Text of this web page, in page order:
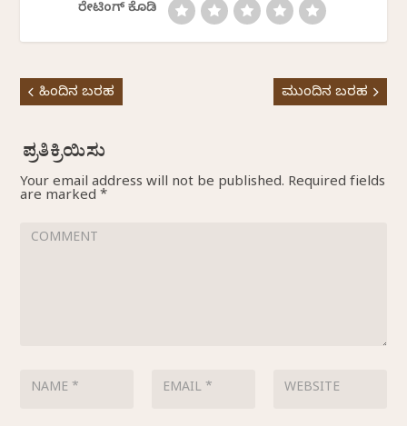
ರೇಟಿಂಗ್ ಕೊಡಿ
ಹಿಂದಿನ ಬರಹ ಮುಂದಿನ ಬರಹ
Your email address will not be published. Required fields
are marked *